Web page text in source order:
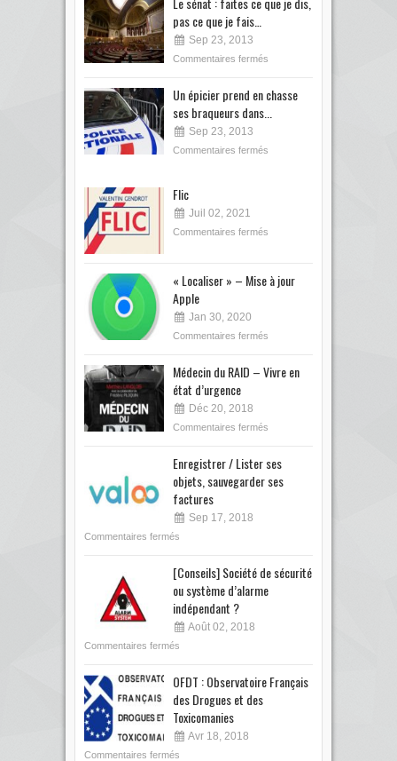
pas ce que je fais…
Sep 23, 2013
Commentaires fermés
Un épicier prend en chasse
ses braqueurs dans...
Sep 23, 2013
Commentaires fermés
Flic
Juil 02, 2021
Commentaires fermés
« Localiser » – Mise à jour
Apple
Jan 30, 2020
Commentaires fermés
Médecin du RAID – Vivre en
état d’urgence
Déc 20, 2018
Commentaires fermés
Enregistrer / Lister ses
objets, sauvegarder ses
factures
Sep 17, 2018
Commentaires fermés
[Conseils] Société de sécurité
ou système d’alarme
indépendant ?
Août 02, 2018
Commentaires fermés
OFDT : Observatoire Français
des Drogues et des
Toxicomanies
Avr 18, 2018
Commentaires fermés